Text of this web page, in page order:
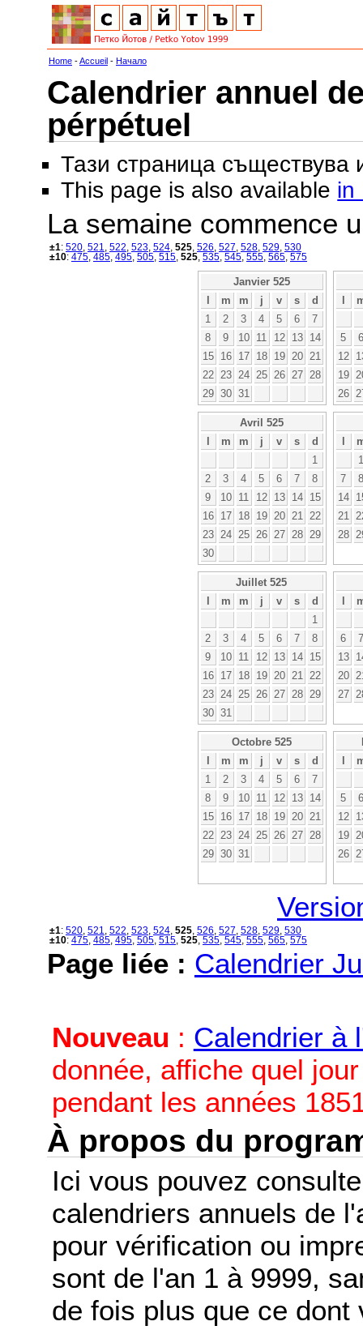
Home -Accueil - Начало
Calendrier annuel
pérpétuel
Тази страница съществува
This page is also available in
La semaine commence
±1: 520 521 522 523 524 525 526 527 528 529 530
±10: 475 485 495 505 515 525 535 545 555 565 575
Janvier 525
l
m m j v s
d
1
2 3 4 5 6
7
8
9 10 11 12 13
14
15
16 17 18 19 20
21
22
23 24 25 26 27
28
29 30 31
l
5
6
12
19
26
Avril 525
l
m m j v s
d
1
2
3 4 5 6 7
8
9
10 11 12 13 14
15
16
17 18 19 20 21
22
23
24 25 26 27 28
29
30
l
1
7
8
14
21
28
Juillet 525
l
m m j v s
d
1
2
3 4 5 6 7
8
9
10 11 12 13 14
15
16
17 18 19 20 21
22
23
24 25 26 27 28
29
30 31
l
6
7
13
20
27
Octobre 525
l
m m j v s
d
1
2 3 4 5 6
7
8
9 10 11 12 13
14
15
16 17 18 19 20
21
22
23 24 25 26 27
28
29 30 31
l
5
6
12
19
26
±1: 520 521 522 523 524 525 526 527 528 529 530
±10: 475 485 495 505 515 525 535 545 555 565 575
Page liée : Calendrier
Nouveau : Calendrier à
donnée, affiche quel
pendant les années
À propos du
Ici vous pouvez
calendriers annuels de
pour vérification ou
sont de l'an 1 à 9999,
de fois plus que ce dont